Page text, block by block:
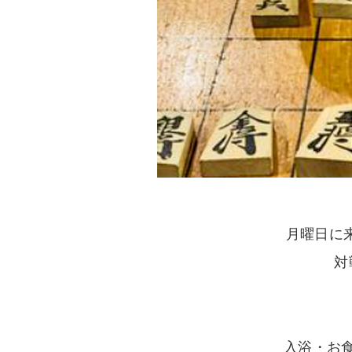
月曜日に
対
入浴・お